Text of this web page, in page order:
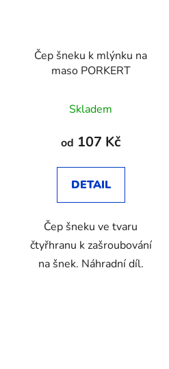
Čep šneku k mlýnku na
maso PORKERT
hodnocení
produktu
4,5
z
hvězdiček.
Skladem
od 107 Kč
DETAIL
Čep šneku ve tvaru
čtyřhranu k zašroubování
na šnek. Náhradní díl.